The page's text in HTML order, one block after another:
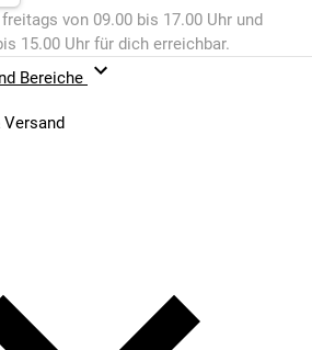
von 09.00 bis 17.00 Uhr und
15.00 Uhr für dich erreichbar.
Bereiche
Versand